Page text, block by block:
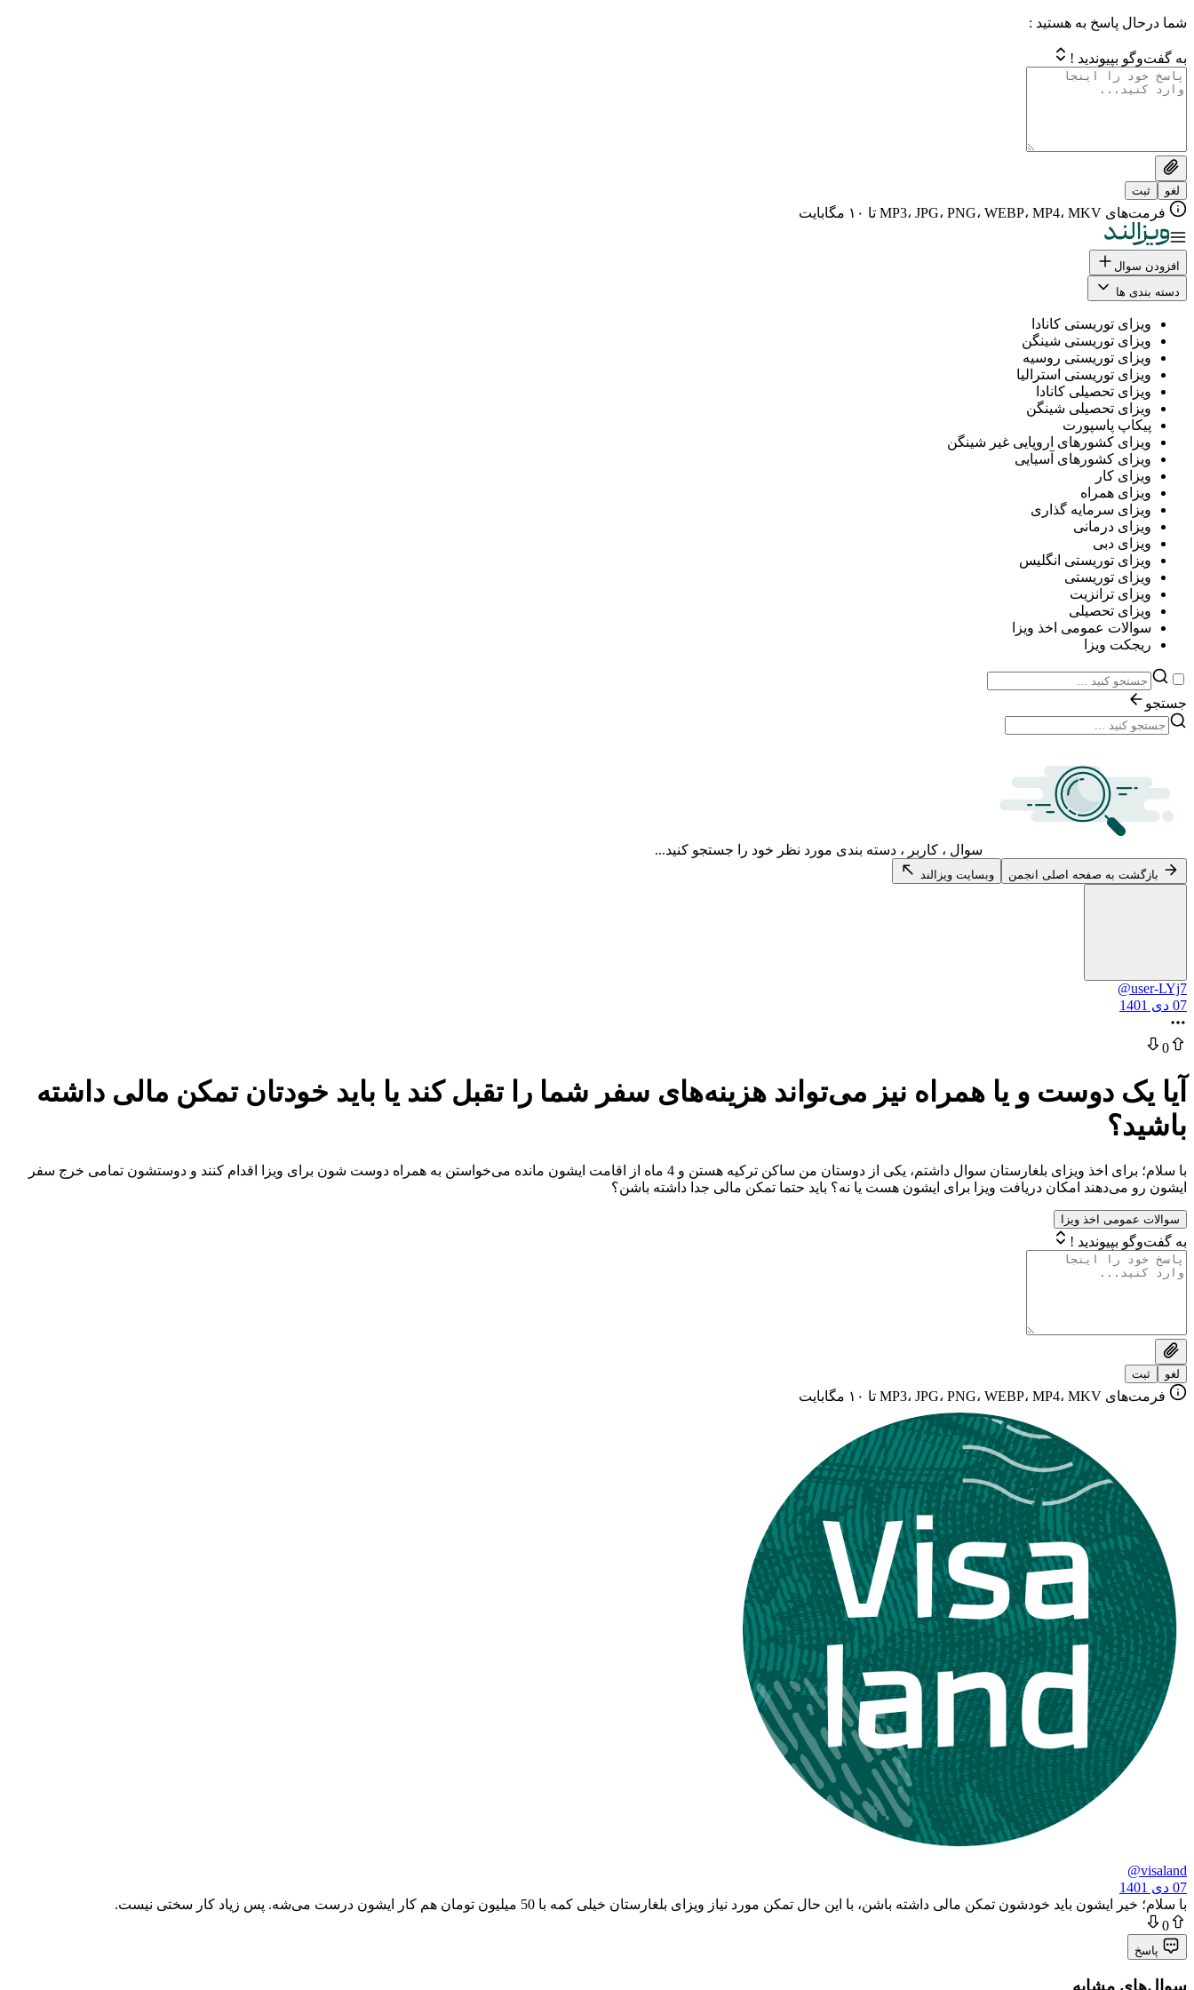
شما درحال پاسخ به هستید :
به گفت‌وگو بپیوندید !
لغو ثبت
فرمت‌های MP3، JPG، PNG، WEBP، MP4، MKV تا ۱۰ مگابایت
افزودن سوال
دسته بندی ها
ویزای توریستی کانادا
ویزای توریستی شینگن
ویزای توریستی روسیه
ویزای توریستی استرالیا
ویزای تحصیلی کانادا
ویزای تحصیلی شینگن
پیکاپ پاسپورت
ویزای کشورهای اروپایی غیر شینگن
ویزای کشورهای آسیایی
ویزای کار
ویزای همراه
ویزای سرمایه گذاری
ویزای درمانی
ویزای دبی
ویزای توریستی انگلیس
ویزای توریستی
ویزای ترانزیت
ویزای تحصیلی
سوالات عمومی اخذ ویزا
ریجکت ویزا
جستجو
سوال ، کاربر ، دسته بندی مورد نظر خود را جستجو کنید...
بازگشت به صفحه اصلی انجمن وبسایت ویزالند
@user-LYj7
07 دی 1401
0
آیا یک دوست و یا همراه نیز می‌تواند هزینه‌های سفر شما را تقبل کند یا باید خودتان تمکن مالی داشته
باشید؟
با سلام؛ برای اخذ ویزای بلغارستان سوال داشتم، یکی از دوستان من ساکن ترکیه هستن و 4 ماه از اقامت ایشون مانده می‌خواستن به همراه دوست شون برای ویزا اقدام کنند و دوستشون تمامی خرج سفر
ایشون رو می‌دهند امکان دریافت ویزا برای ایشون هست یا نه؟ باید حتما تمکن مالی جدا داشته باشن؟
سوالات عمومی اخذ ویزا
به گفت‌وگو بپیوندید !
لغو ثبت
فرمت‌های MP3، JPG، PNG، WEBP، MP4، MKV تا ۱۰ مگابایت
@visaland
07 دی 1401
با سلام؛ خیر ایشون باید خودشون تمکن مالی داشته باشن، با این حال تمکن مورد نیاز ویزای بلغارستان خیلی کمه با 50 میلیون تومان هم کار ایشون درست می‌شه. پس زیاد کار سختی نیست.
0
پاسخ
سوال‌های مشابه